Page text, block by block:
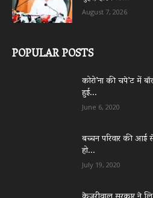
August 7, 2026
POPULAR POSTS
कोरो’ना की चपे’ट में
हुई...
June 6, 2020
बच्चन परिवार की
हो...
July 19, 2020